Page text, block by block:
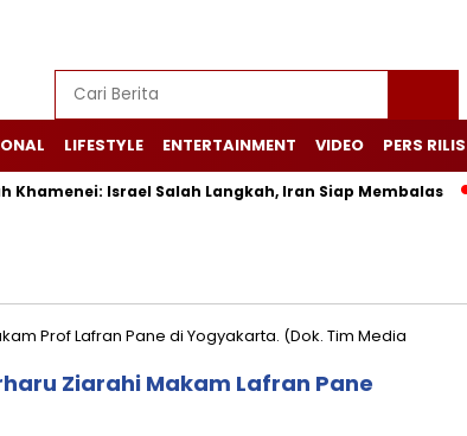
LIFESTYLE ENTERTAINMENT VIDEO PERS RILIS
Israel Salah Langkah, Iran Siap Membalas
Ziarahi Makam Lafran Pane